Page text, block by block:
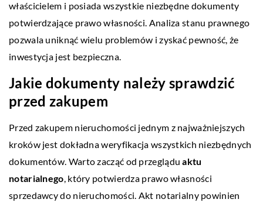
właścicielem i posiada wszystkie niezbędne dokumenty
potwierdzające prawo własności. Analiza stanu prawnego
pozwala uniknąć wielu problemów i zyskać pewność, że
inwestycja jest bezpieczna.
Jakie dokumenty należy sprawdzić
przed zakupem
Przed zakupem nieruchomości jednym z najważniejszych
kroków jest dokładna weryfikacja wszystkich niezbędnych
dokumentów. Warto zacząć od przegląduaktu
notarialnego, który potwierdza prawo własności
sprzedawcy do nieruchomości. Akt notarialny powinien